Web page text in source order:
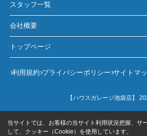
スタッフ一覧
会社概要
トップページ
利用規約 プライバシーポリシー サイトマ
【ハウスガレージ池袋店】
当サイトでは、お客様の当サイト利用状況把握、サ
して、クッキー（Cookie）を使用しています。